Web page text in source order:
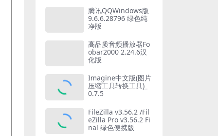
腾讯QQWindows版
9.6.6.28796 绿色纯
净版
高品质音频播放器Fo
obar2000 2.24.6汉
化版
Imagine中文版(图片
压缩工具转换工具)_
0.7.5
FileZilla v3.56.2 /Fil
eZilla Pro v3.56.2 Fi
nal 绿色便携版